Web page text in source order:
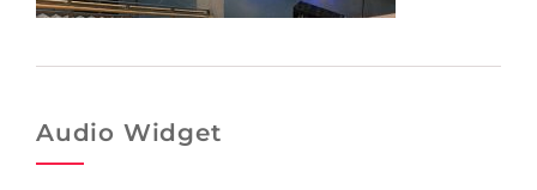
Audio Widget